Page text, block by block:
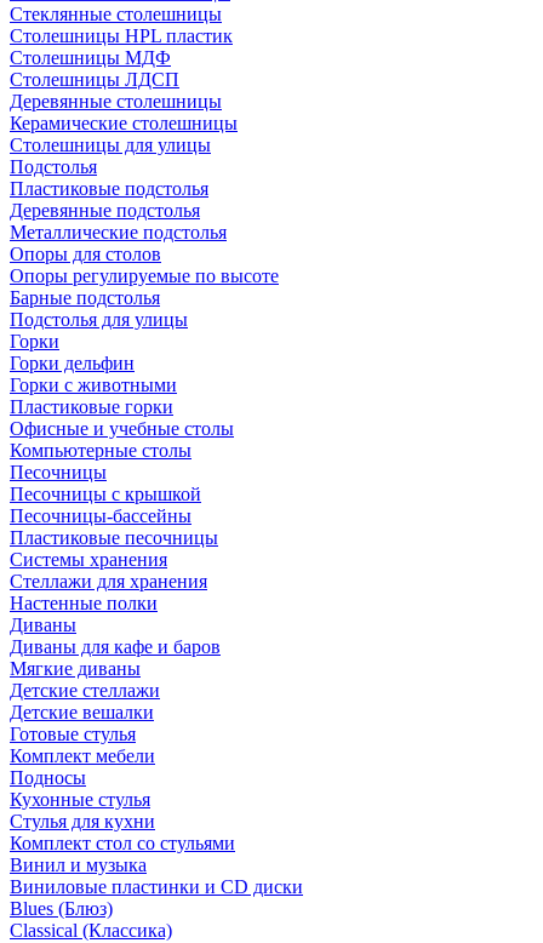
Стеклянные столешницы
Столешницы HPL пластик
Столешницы МДФ
Столешницы ЛДСП
Деревянные столешницы
Керамические столешницы
Столешницы для улицы
Подстолья
Пластиковые подстолья
Деревянные подстолья
Металлические подстолья
Опоры для столов
Опоры регулируемые по высоте
Барные подстолья
Подстолья для улицы
Горки
Горки дельфин
Горки с животными
Пластиковые горки
Офисные и учебные столы
Компьютерные столы
Песочницы
Песочницы с крышкой
Песочницы-бассейны
Пластиковые песочницы
Системы хранения
Стеллажи для хранения
Настенные полки
Диваны
Диваны для кафе и баров
Мягкие диваны
Детские стеллажи
Детские вешалки
Готовые стулья
Комплект мебели
Подносы
Кухонные стулья
Стулья для кухни
Комплект стол со стульями
Винил и музыка
Виниловые пластинки и CD диски
Blues (Блюз)
Classical (Классика)